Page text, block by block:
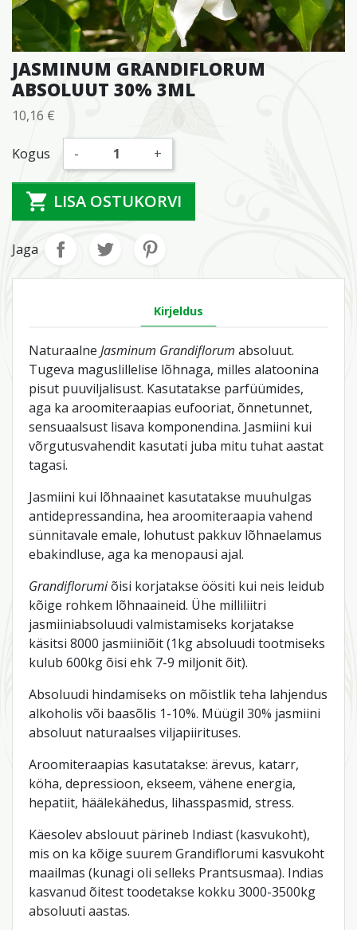
JASMINUM GRANDIFLORUM
ABSOLUUT 30% 3ML
10,16 €
Maksudega
Kogus
- +
 LISA OSTUKORVI
Jaga
KirjeldusToote üksikasjad
Naturaalne Jasminum Grandiflorum absoluut.
Tugeva maguslillelise lõhnaga, milles alatoonina
pisut puuviljalisust. Kasutatakse parfüümides,
aga ka aroomiteraapias eufooriat, õnnetunnet,
sensuaalsust lisava komponendina. Jasmiini kui
võrgutusvahendit kasutati juba mitu tuhat aastat
tagasi.
Jasmiini kui lõhnaainet kasutatakse muuhulgas
antidepressandina, hea aroomiteraapia vahend
sünnitavale emale, lohutust pakkuv lõhnaelamus
ebakindluse, aga ka menopausi ajal.
Grandiflorumiõisi korjatakse öösiti kui neis leidub
kõige rohkem lõhnaaineid. Ühe milliliitri
jasmiiniabsoluudi valmistamiseks korjatakse
käsitsi 8000 jasmiiniõit (1kg absoluudi tootmiseks
kulub 600kg õisi ehk 7-9 miljonit õit).
Absoluudi hindamiseks on mõistlik teha lahjendus
alkoholis või baasõlis 1-10%. Müügil 30% jasmiini
absoluut naturaalses viljapiirituses.
Aroomiteraapias kasutatakse: ärevus, katarr,
köha, depressioon, ekseem, vähene energia,
hepatiit, häälekähedus, lihasspasmid, stress.
Käesolev abslouut pärineb Indiast (kasvukoht),
mis on ka kõige suurem Grandiflorumi kasvukoht
maailmas (kunagi oli selleks Prantsusmaa). Indias
kasvanud õitest toodetakse kokku 3000-3500kg
absoluuti aastas.